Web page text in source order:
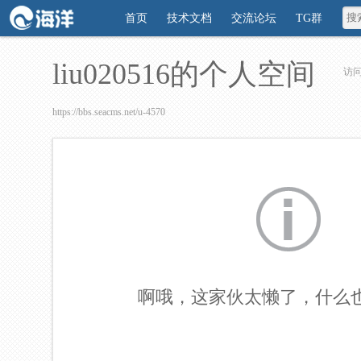
首页 技术文档 交流论坛 TG群
liu020516的个人空间 访
https://bbs.seacms.net/u-4570
啊哦，这家伙太懒了，什么